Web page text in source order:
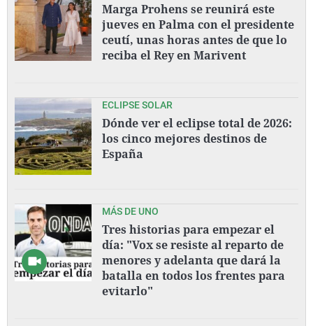
Marga Prohens se reunirá este
jueves en Palma con el presidente
ceutí, unas horas antes de que lo
reciba el Rey en Marivent
ECLIPSE SOLAR
Dónde ver el eclipse total de 2026:
los cinco mejores destinos de
España
MÁS DE UNO
Tres historias para empezar el
día: "Vox se resiste al reparto de
menores y adelanta que dará la
batalla en todos los frentes para
evitarlo"